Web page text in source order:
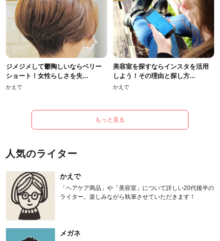
ジメジメして鬱陶しいならベリー
ショート！女性らしさを失...
かえで
美容室を探すならインスタを活用
しよう！その理由と探し方...
かえで
もっと見る
人気のライター
かえで
「ヘアケア商品」や「美容室」について詳しい20代後半の
ライター。楽しみながら執筆させていただきます！
メガネ